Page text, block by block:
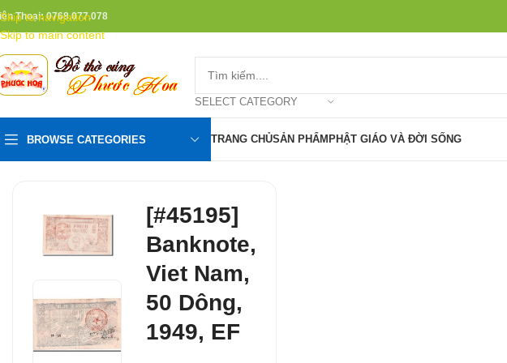
Skip to navigation
Skip to main content
Thoại: 0768.077.078
SELECT CATEGORY
BROWSE CATEGORIES TRANG CHỦSẢN PHẨM PHẬT GIÁO VÀ ĐỜI SỐNG
[#45195]
Banknote,
Viet Nam,
50 Dông,
1949, EF